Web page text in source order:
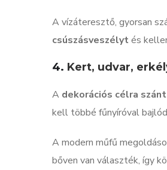
A vízáteresztő, gyorsan
csúszásveszélytés
4. Kert, udvar,
A dekorációs célra
kell többé fűnyíróval
A modern műfű
bőven van választék, így